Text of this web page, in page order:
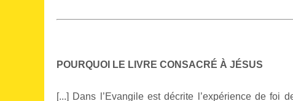
POURQUOI LE LIVRE CONSACRÉ À JÉSUS
[...] Dans l’Evangile est décrite l’expérience de foi